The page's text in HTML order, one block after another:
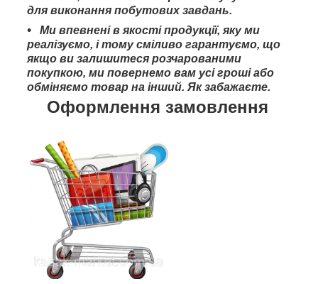
для виконання побутових завдань.
Ми впевнені в якості продукції, яку ми
реалізуємо, і тому сміливо гарантуємо, що
якщо ви залишитеся розчарованими
покупкою, ми повернемо вам усі гроші або
обміняємо товар на інший. Як забажаєте.
Оформлення замовлення